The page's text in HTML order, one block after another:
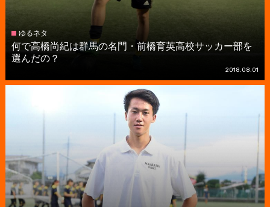
ゆるネタ
何で高橋尚紀は群馬の名門・前橋育英高校サッカー部を
選んだの？
2018.08.01